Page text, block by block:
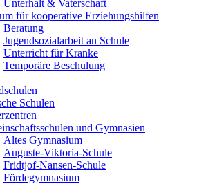
Unterhalt & Vaterschaft
für kooperative Erziehungshilfen
Beratung
Jugendsozialarbeit an Schule
Unterricht für Kranke
Temporäre Beschulung
Schulen
und Gymnasien
Altes Gymnasium
Auguste-Viktoria-Schule
Fridtjof-Nansen-Schule
Fördegymnasium